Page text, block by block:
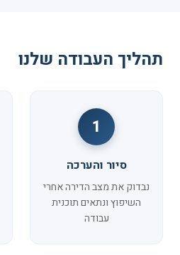
תהליך העבודה שלנו
1
סיור והערכה
נבדוק את מצב הדירה אחרי
השיפוץ ונתאים תוכנית
עבודה